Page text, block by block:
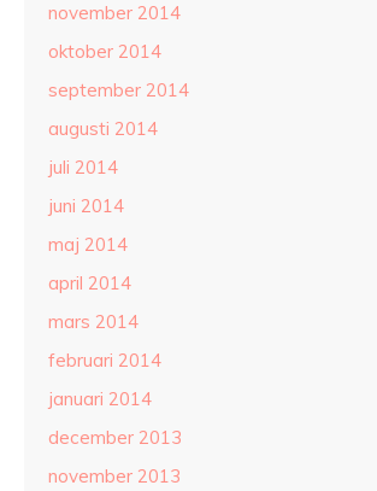
november 2014
oktober 2014
september 2014
augusti 2014
juli 2014
juni 2014
maj 2014
april 2014
mars 2014
februari 2014
januari 2014
december 2013
november 2013